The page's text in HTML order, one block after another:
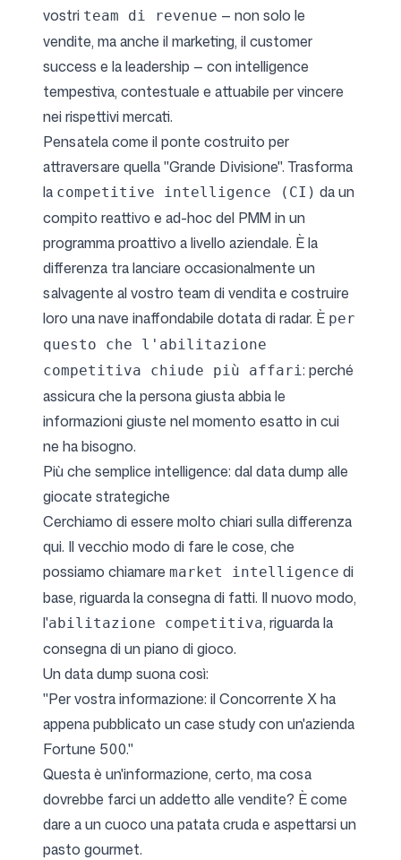
vostri team di revenue — non solo le
vendite, ma anche il marketing, il customer
success e la leadership — con intelligence
tempestiva, contestuale e attuabile per vincere
nei rispettivi mercati.
Pensatela come il ponte costruito per
attraversare quella "Grande Divisione". Trasforma
la competitive intelligence (CI) da un
compito reattivo e ad-hoc del PMM in un
programma proattivo a livello aziendale. È la
differenza tra lanciare occasionalmente un
salvagente al vostro team di vendita e costruire
loro una nave inaffondabile dotata di radar. È per
questo che l'abilitazione
competitiva chiude più affari: perché
assicura che la persona giusta abbia le
informazioni giuste nel momento esatto in cui
ne ha bisogno.
Più che semplice intelligence: dal data dump alle
giocate strategiche
Cerchiamo di essere molto chiari sulla differenza
qui. Il vecchio modo di fare le cose, che
possiamo chiamare market intelligence di
base, riguarda la consegna di fatti. Il nuovo modo,
l'abilitazione competitiva, riguarda la
consegna di un piano di gioco.
Un data dump suona così:
"Per vostra informazione: il Concorrente X ha
appena pubblicato un case study con un'azienda
Fortune 500."
Questa è un'informazione, certo, ma cosa
dovrebbe farci un addetto alle vendite? È come
dare a un cuoco una patata cruda e aspettarsi un
pasto gourmet.